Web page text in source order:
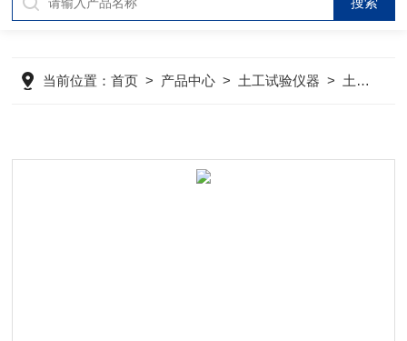
当前位置：首页 > 产品中心 > 土工试验仪器 > 土工试验仪器产品